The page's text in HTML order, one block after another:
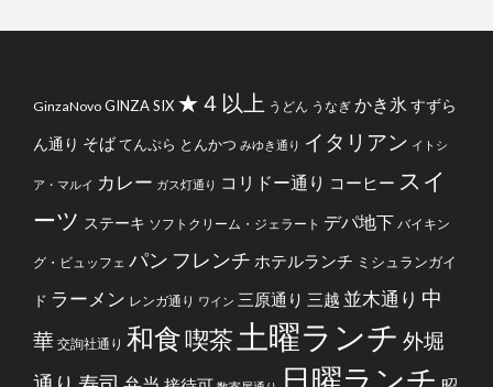
GinzaNovo GINZA SIX ★４以上 うどん うなぎ かき氷 すずら
ん通り そばてんぷら とんかつ みゆき通り イタリアン イトシ
ア・マルイ カレー ガス灯通り コリドー通り コーヒー スイ
ーツ ステーキ ソフトクリーム・ジェラート デパ地下 バイキン
グ・ビュッフェ パン フレンチ ホテルランチ ミシュランガイ
ド ラーメン レンガ通り ワイン 三原通り 三越 並木通り 中
華 交詢社通り 和食喫茶 土曜ランチ 外堀